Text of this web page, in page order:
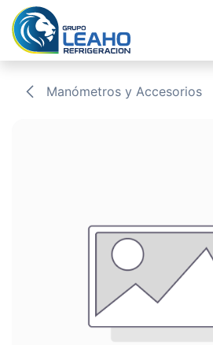
Ir al contenido
Manómetros y Accesorios